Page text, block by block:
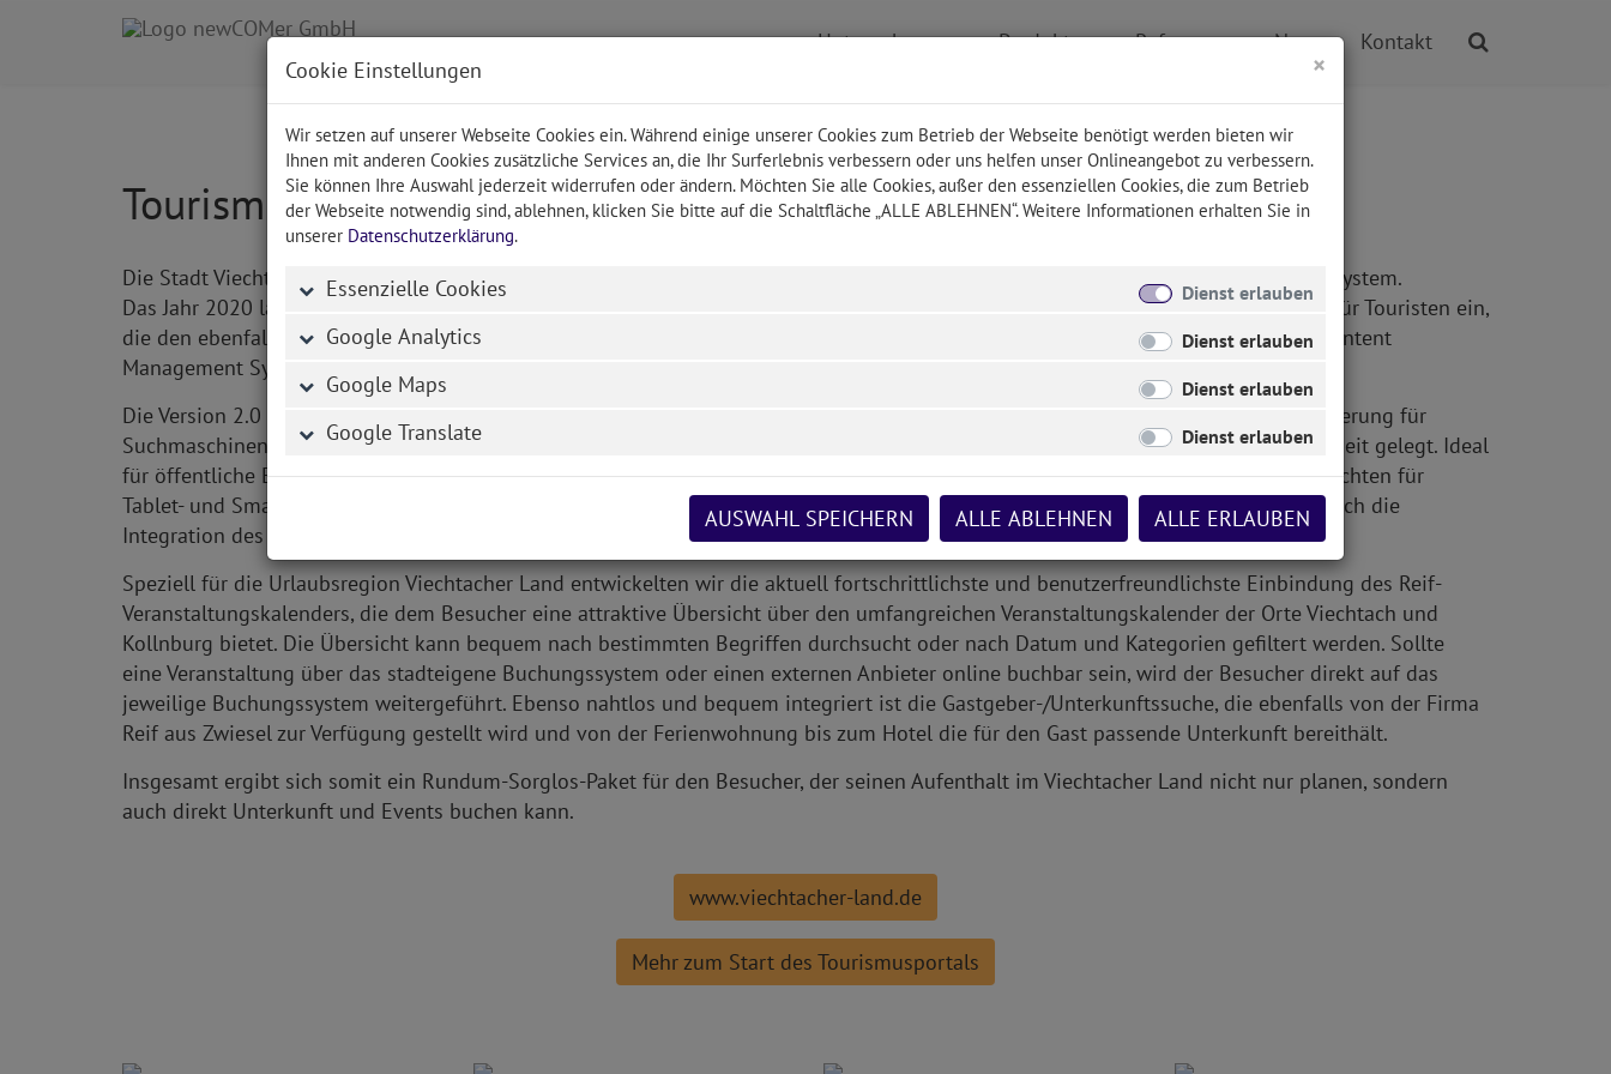
Unternehmen Produkte Referenzen News Kontakt
Tourismusverband Viechtacher Land (seit 2020)
Die Stadt Viechtach und die Urlaubsregion Viechtacher Land vertrauen bereits seit 2007 auf das newCOMer Content Management System.
Das Jahr 2020 läutete unser langjähriger Kunde mit dem Relaunch der Informationsplattform der Urlaubsregion Viechtacher Land für Touristen ein,
die den ebenfalls von uns programmierten Vorgänger des Portals ablöste. Ab sofort ist somit die brandneue Version 2.0 unseres Content
Management Systems im Einsatz.
Die Version 2.0 unseres Content Management Systems wurde von Grund auf neu entwickelt. Besonderer Wert wurde auf die Optimierung für
Suchmaschinen gelegt. Des Weiteren wurde das System geschwindigkeitsoptimiert und Wert auf einen hohen Grad an Barrierefreiheit gelegt. Ideal
für öffentliche Einrichtungen, die die Anforderungen der BITV erfüllen müssen. Natürlich schließt das auch speziell optimierte Ansichten für
Tablet- und Smartphone Benutzer ein (Responsive Design), die das Nutzererlebnis perfektionieren. Abgerundet wird das System durch die
Integration des Google Übersetzers für Urlaubsgäste aus dem Ausland, der alle Texte live übersetzt.
Speziell für die Urlaubsregion Viechtacher Land entwickelten wir die aktuell fortschrittlichste und benutzerfreundlichste Einbindung des Reif-
Veranstaltungskalenders, die dem Besucher eine attraktive Übersicht über den umfangreichen Veranstaltungskalender der Orte Viechtach und
Kollnburg bietet. Die Übersicht kann bequem nach bestimmten Begriffen durchsucht oder nach Datum und Kategorien gefiltert werden. Sollte
eine Veranstaltung über das stadteigene Buchungssystem oder einen externen Anbieter online buchbar sein, wird der Besucher direkt auf das
jeweilige Buchungssystem weitergeführt. Ebenso nahtlos und bequem integriert ist die Gastgeber-/Unterkunftssuche, die ebenfalls von der Firma
Reif aus Zwiesel zur Verfügung gestellt wird und von der Ferienwohnung bis zum Hotel die für den Gast passende Unterkunft bereithält.
Insgesamt ergibt sich somit ein Rundum-Sorglos-Paket für den Besucher, der seinen Aufenthalt im Viechtacher Land nicht nur planen, sondern
auch direkt Unterkunft und Events buchen kann.
www.viechtacher-land.de
Mehr zum Start des Tourismusportals
Cookie Einstellungen ×
Wir setzen auf unserer Webseite Cookies ein. Während einige unserer Cookies zum Betrieb der Webseite benötigt werden bieten wir
Ihnen mit anderen Cookies zusätzliche Services an, die Ihr Surferlebnis verbessern oder uns helfen unser Onlineangebot zu verbessern.
Sie können Ihre Auswahl jederzeit widerrufen oder ändern. Möchten Sie alle Cookies, außer den essenziellen Cookies, die zum Betrieb
der Webseite notwendig sind, ablehnen, klicken Sie bitte auf die Schaltfläche „ALLE ABLEHNEN“. Weitere Informationen erhalten Sie in
unserer Datenschutzerklärung.
Essenzielle Cookies Dienst erlauben
Google Analytics Dienst erlauben
Google Maps Dienst erlauben
Google Translate Dienst erlauben
AUSWAHL SPEICHERN ALLE ABLEHNEN ALLE ERLAUBEN